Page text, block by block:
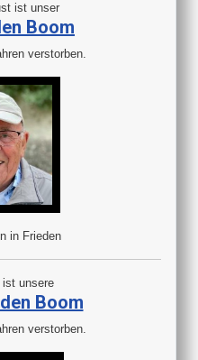
ist unser
Boom
verstorben.
in Frieden
unsere
Boom
verstorben.